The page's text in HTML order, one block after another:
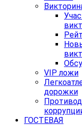
VIP ложи
дорожки
ГОСТЕВАЯ